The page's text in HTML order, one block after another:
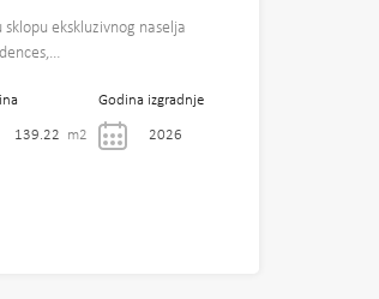
sklopu ekskluzivnog naselja
139.22 m2
Godina izgradnje
2026